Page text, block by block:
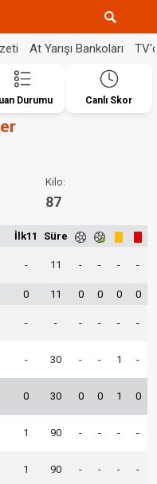
At Yarışı Bankoları
Durumu Canlı Skor
Kilo:
87
İlk11 Süre
- 11 - - - -
0 11 0 0 0 0
- - - - - -
- 30 - - 1 -
0 30 0 0 1 0
1 90 - - - -
1 90 - - - -